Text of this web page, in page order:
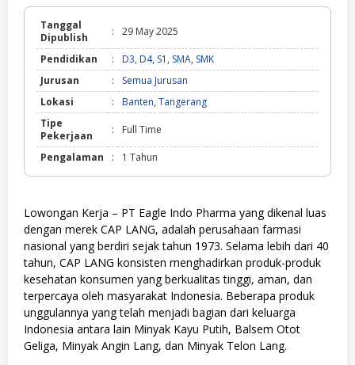
Tanggal
Dipublish
: 29 May 2025
Pendidikan : D3, D4, S1 , SMA, SMK
Jurusan
:
Semua Jurusan
Lokasi
: Banten, Tangerang
Tipe
Pekerjaan
: Full Time
Pengalaman : 1 Tahun
Lowongan Kerja – PT Eagle Indo Pharma yang dikenal luas
dengan merek CAP LANG, adalah perusahaan farmasi
nasional yang berdiri sejak tahun 1973. Selama lebih dari 40
tahun, CAP LANG konsisten menghadirkan produk-produk
kesehatan konsumen yang berkualitas tinggi, aman, dan
terpercaya oleh masyarakat Indonesia. Beberapa produk
unggulannya yang telah menjadi bagian dari keluarga
Indonesia antara lain Minyak Kayu Putih, Balsem Otot
Geliga, Minyak Angin Lang, dan Minyak Telon Lang.